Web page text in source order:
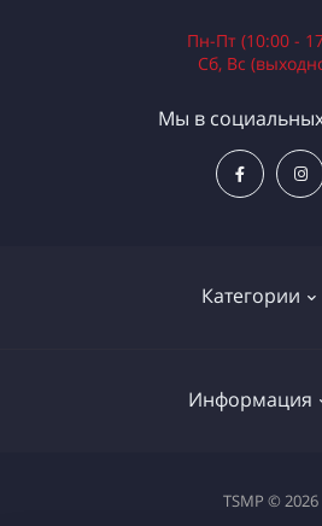
Категории
Информация
Доставка и
Пн-Пт (10:00 -
Сб, Вс
Мы в социальных
TSMP © 2026